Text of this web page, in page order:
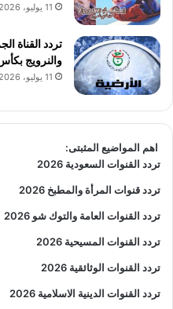
11 يوليو، 2026
تردد القناة
والنرويج بكأس
11 يوليو، 2026
اهم المواضيع المثبتى:
تردد القنوات السعودية 2026
تردد قنوات المرأة والمطبخ 2026
تردد القنوات العامة والتوك شو 2026
تردد القنوات المسيحية 2026
تردد القنوات الوثائقية 2026
تردد القنوات الدينية الاسلامية 2026